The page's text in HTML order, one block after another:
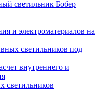
светильник Бобер
и электроматериалов на
светильников под
внутреннего и
светильников